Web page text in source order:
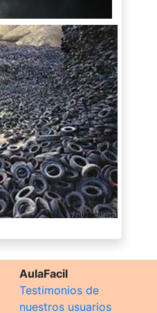
AulaFacil
Testimonios de
nuestros usuarios